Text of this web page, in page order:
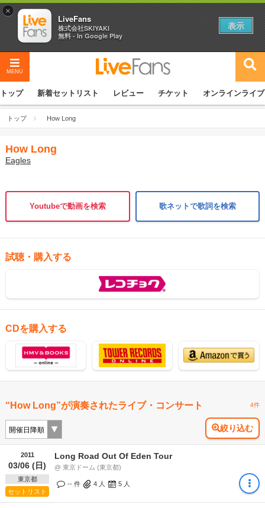
MENU
トップ 新着セットリスト レビュー チケット オンラインライブ
トップ How Long
How Long
Eagles
Youtubeで動画を検索 歌ネットで歌詞を検索
試聴・購入する
CDを購入する
“How Long”が演奏されたライブ・コンサート 4件
絞り込む
2011
03/06 (日)
東京都
セットリスト
Long Road Out Of Eden Tour
@ 東京ドーム (東京都)
-- 件 4 人 5 人
×
LiveFans
株式会社SKIYAKI
無料 - In Google Play
表示